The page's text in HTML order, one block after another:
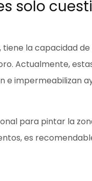
solo
la capacidad de
. Actualmente,
e impermeabilizan
para pintar la
es